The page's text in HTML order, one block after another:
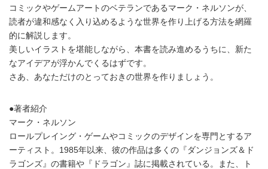
コミックやゲームアートのベテランであるマーク・ネルソンが、
読者が違和感なく入り込めるような世界を作り上げる方法を網羅
的に解説します。
美しいイラストを堪能しながら、本書を読み進めるうちに、新た
なアイデアが浮かんでくるはずです。
さあ、あなただけのとっておきの世界を作りましょう。
●著者紹介
マーク・ネルソン
ロールプレイング・ゲームやコミックのデザインを専門とするア
ーティスト。1985年以来、彼の作品は多くの『ダンジョンズ＆ド
ラゴンズ』の書籍や『ドラゴン』誌に掲載されている。また、ト